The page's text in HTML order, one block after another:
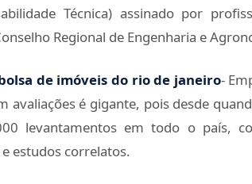
Técnica) assinado por
Regional de Engenharia e
de imóveis do rio de janeiro-
avaliações é gigante, pois desde
levantamentos em todo o país,
estudos correlatos.